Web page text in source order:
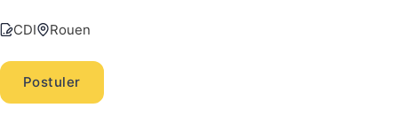
CDI Rouen
Postuler